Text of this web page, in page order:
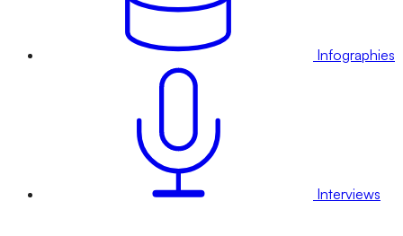
Infographies
Interviews